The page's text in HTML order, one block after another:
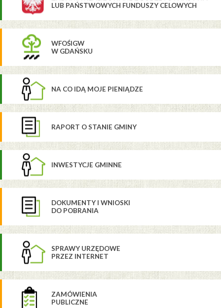
LUB PAŃSTWOWYCH FUNDUSZY CELOWYCH
WFOŚIGW
W GDAŃSKU
NA CO IDĄ MOJE PIENIĄDZE
RAPORT O STANIE GMINY
INWESTYCJE GMINNE
DOKUMENTY I WNIOSKI
DO POBRANIA
SPRAWY URZĘDOWE
PRZEZ INTERNET
ZAMÓWIENIA
PUBLICZNE